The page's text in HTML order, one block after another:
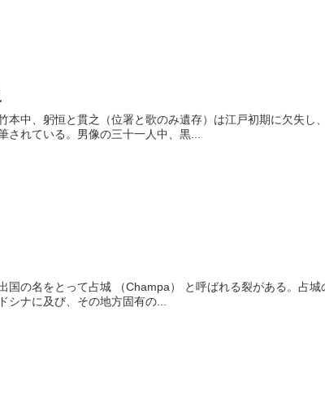
中、躬恒と貫之（位署と歌のみ遺存）は江戸初期に欠失し
れている。男像の三十一人中、黒...
の名をとって占城 （Champa） と呼ばれる裂がある。占城
ナに及び、その地方固有の...